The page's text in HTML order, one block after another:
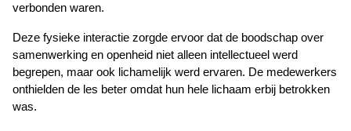
verbonden waren.
Deze fysieke interactie zorgde ervoor dat de boodschap over
samenwerking en openheid niet alleen intellectueel werd
begrepen, maar ook lichamelijk werd ervaren. De medewerkers
onthielden de les beter omdat hun hele lichaam erbij betrokken
was.